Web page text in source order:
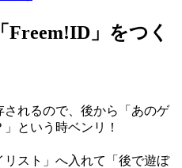
Freem!ID 」をつく
されるので、後から「あのゲ
という時ベンリ！
スト」へ入れて「後で遊ぼ